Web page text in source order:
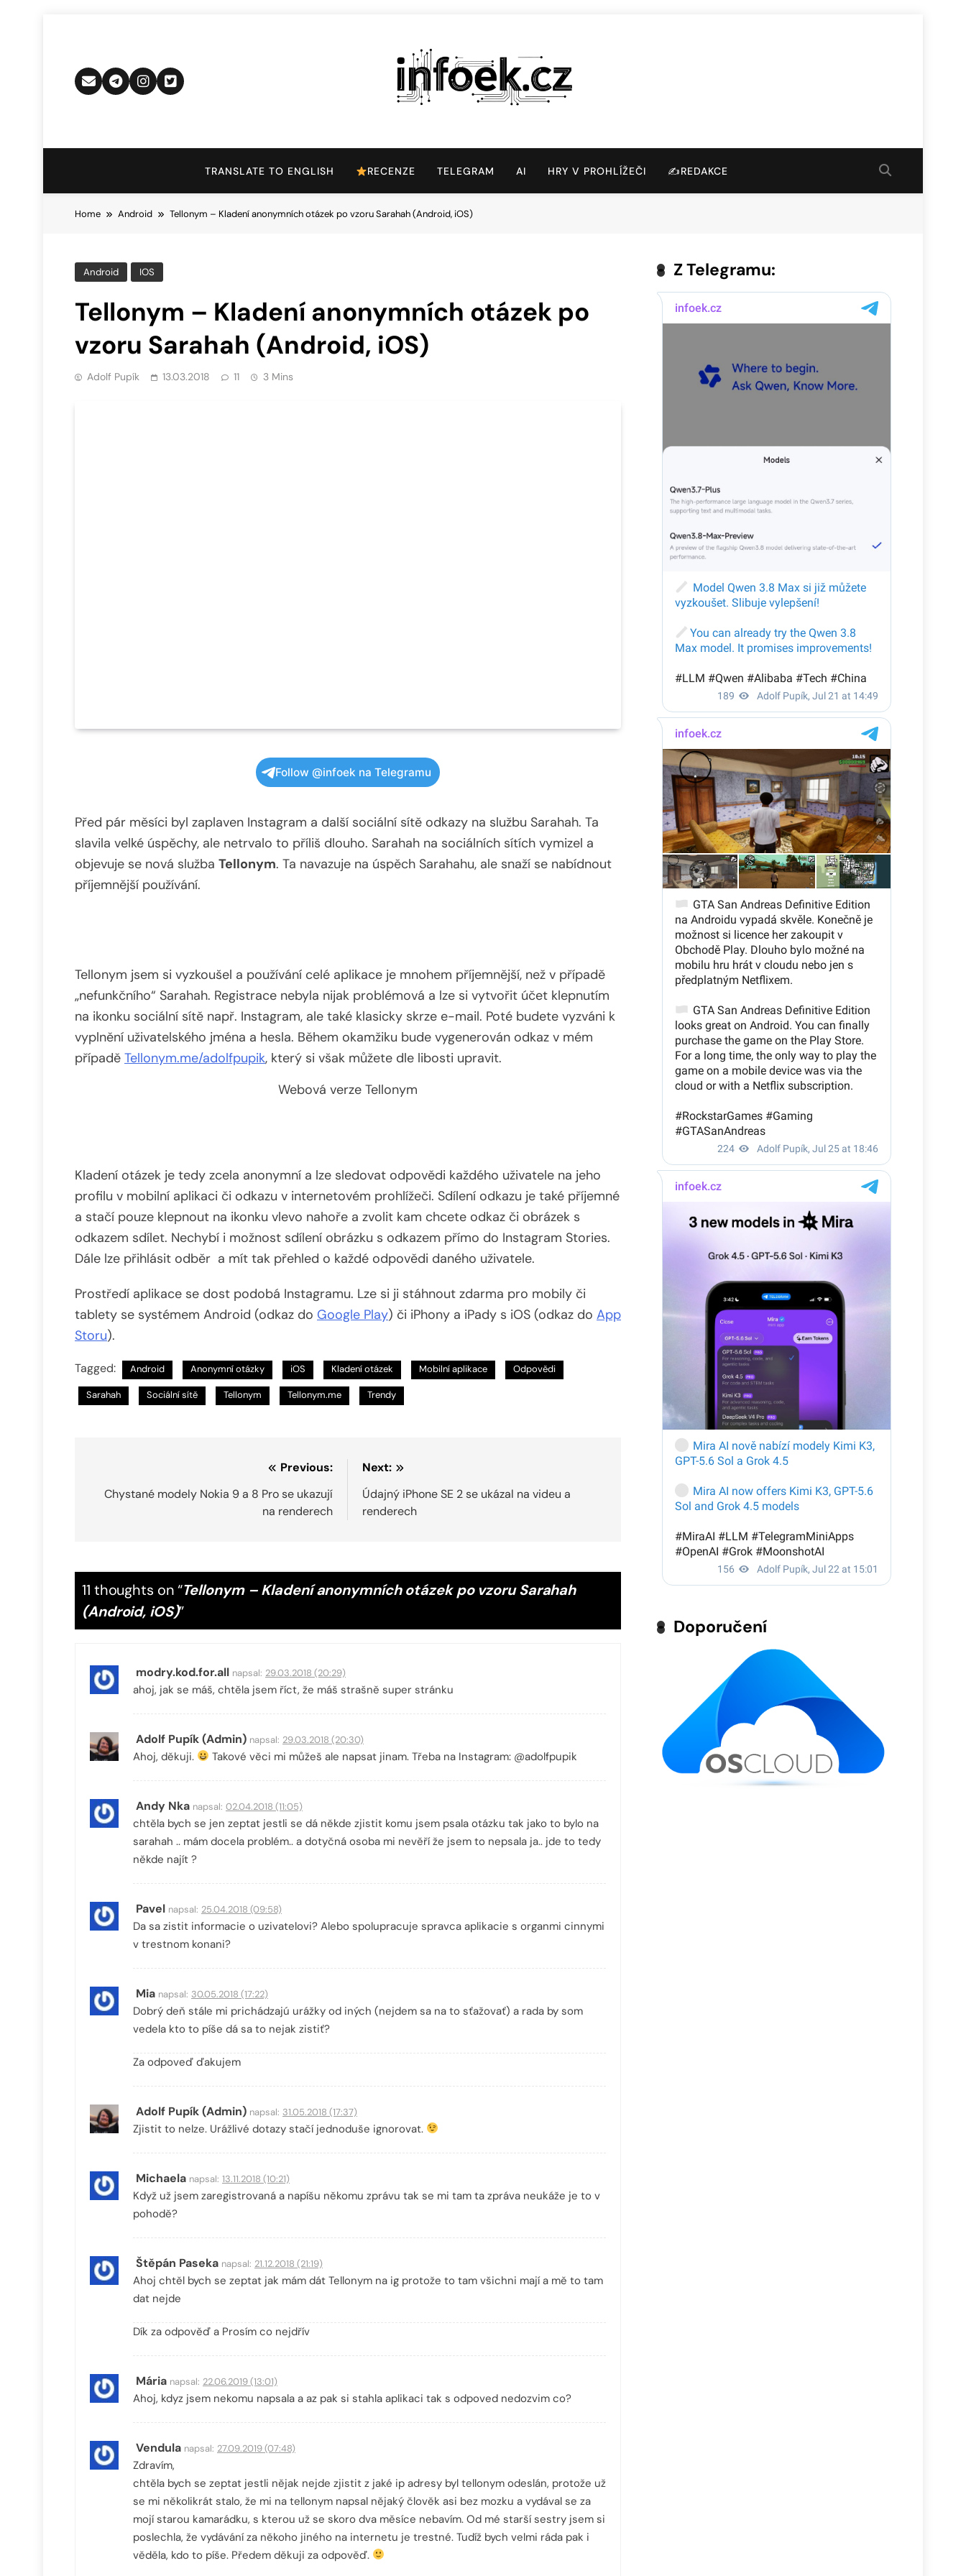
Infoek.cz
TRANSLATE TO ENGLISH RECENZE TELEGRAM AI HRY V PROHLÍŽEČI ✍️REDAKCE
Home Android Tellonym – Kladení anonymních otázek po vzoru Sarahah (Android, iOS)
Android IOS
Tellonym – Kladení anonymních otázek po
vzoru Sarahah (Android, iOS)
Adolf Pupík 13.03.2018 11 3 Mins
Follow @infoek na Telegramu
Před pár měsíci byl zaplaven Instagram a další sociální sítě odkazy na službu Sarahah. Ta
slavila velké úspěchy, ale netrvalo to příliš dlouho. Sarahah na sociálních sítích vymizel a
objevuje se nová služba Tellonym. Ta navazuje na úspěch Sarahahu, ale snaží se nabídnout
příjemnější používání.
Tellonym jsem si vyzkoušel a používání celé aplikace je mnohem příjemnější, než v případě
„nefunkčního“ Sarahah. Registrace nebyla nijak problémová a lze si vytvořit účet klepnutím
na ikonku sociální sítě např. Instagram, ale také klasicky skrze e-mail. Poté budete vyzváni k
vyplnění uživatelského jména a hesla. Během okamžiku bude vygenerován odkaz v mém
případě Tellonym.me/adolfpupik, který si však můžete dle libosti upravit.
Webová verze Tellonym
Kladení otázek je tedy zcela anonymní a lze sledovat odpovědi každého uživatele na jeho
profilu v mobilní aplikaci či odkazu v internetovém prohlížeči. Sdílení odkazu je také příjemné
a stačí pouze klepnout na ikonku vlevo nahoře a zvolit kam chcete odkaz či obrázek s
odkazem sdílet. Nechybí i možnost sdílení obrázku s odkazem přímo do Instagram Stories.
Dále lze přihlásit odběr a mít tak přehled o každé odpovědi daného uživatele.
Prostředí aplikace se dost podobá Instagramu. Lze si ji stáhnout zdarma pro mobily či
tablety se systémem Android (odkaz do Google Play) či iPhony a iPady s iOS (odkaz do App
Storu).
Tagged: Android Anonymní otázky iOS Kladení otázek Mobilní aplikace Odpovědi
Sarahah Sociální sítě Tellonym Tellonym.me Trendy
pro
Previous:
Chystané modely Nokia 9 a 8 Pro se ukazují
na renderech
Next:
Údajný iPhone SE 2 se ukázal na videu a
renderech
11 thoughts on “Tellonym – Kladení anonymních otázek po vzoru Sarahah
(Android, iOS)”
modry.kod.for.all napsal: 29.03.2018 (20:29)
ahoj, jak se máš, chtěla jsem říct, že máš strašně super stránku
Adolf Pupík (Admin) napsal: 29.03.2018 (20:30)
Ahoj, děkuji. Takové věci mi můžeš ale napsat jinam. Třeba na Instagram: @adolfpupik
Andy Nka napsal: 02.04.2018 (11:05)
chtěla bych se jen zeptat jestli se dá někde zjistit komu jsem psala otázku tak jako to bylo na
sarahah .. mám docela problém.. a dotyčná osoba mi nevěří že jsem to nepsala ja.. jde to tedy
někde najít ?
Pavel napsal: 25.04.2018 (09:58)
Da sa zistit informacie o uzivatelovi? Alebo spolupracuje spravca aplikacie s organmi cinnymi
v trestnom konani?
Mia napsal: 30.05.2018 (17:22)
Dobrý deň stále mi prichádzajú urážky od iných (nejdem sa na to sťažovať) a rada by som
vedela kto to píše dá sa to nejak zistiť?
Za odpoveď ďakujem
Adolf Pupík (Admin) napsal: 31.05.2018 (17:37)
Zjistit to nelze. Urážlivé dotazy stačí jednoduše ignorovat.
Michaela napsal: 13.11.2018 (10:21)
Když už jsem zaregistrovaná a napíšu někomu zprávu tak se mi tam ta zpráva neukáže je to v
pohodě?
Štěpán Paseka napsal: 21.12.2018 (21:19)
Ahoj chtěl bych se zeptat jak mám dát Tellonym na ig protože to tam všichni mají a mě to tam
dat nejde
Dík za odpověď a Prosím co nejdřív
Mária napsal: 22.06.2019 (13:01)
Ahoj, kdyz jsem nekomu napsala a az pak si stahla aplikaci tak s odpoved nedozvim co?
Vendula napsal: 27.09.2019 (07:48)
Zdravím,
chtěla bych se zeptat jestli nějak nejde zjistit z jaké ip adresy byl tellonym odeslán, protože už
se mi několikrát stalo, že mi na tellonym napsal nějaký člověk asi bez mozku a vydával se za
mojí starou kamarádku, s kterou už se skoro dva měsíce nebavím. Od mé starší sestry jsem si
poslechla, že vydávání za někoho jiného na internetu je trestné. Tudíž bych velmi ráda pak i
věděla, kdo to píše. Předem děkuji za odpověď.
Z Telegramu:
Doporučení